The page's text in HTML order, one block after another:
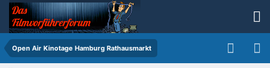
Open Air Kinotage Hamburg Rathausmarkt